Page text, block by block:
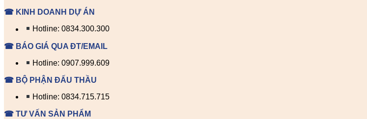
☎ KINH DOANH DỰ ÁN
Hotline: 0834.300.300
☎ BÁO GIÁ QUA ĐT/EMAIL
Hotline: 0907.999.609
☎ BỘ PHẬN ĐẤU THẦU
Hotline: 0834.715.715
☎ TƯ VẤN SẢN PHẨM